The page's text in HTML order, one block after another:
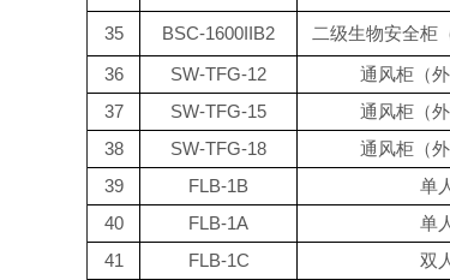
35 BSC-1600IIB2 二级生物安全柜
36
SW-TFG-12 通风柜（
37
SW-TFG-15 通风柜（
38
SW-TFG-18 通风柜（
39
FLB-1B 单
40
FLB-1A 单
41
FLB-1C 双